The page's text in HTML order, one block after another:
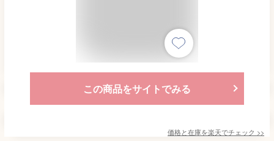
この商品をサイトでみる
価格と在庫を楽天でチェック >>